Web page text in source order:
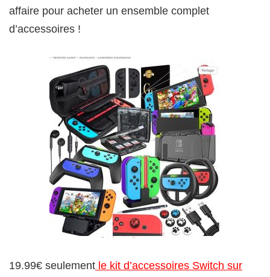
affaire pour acheter un ensemble complet
d’accessoires !
19.99€ seulement le kit d’accessoires Switch sur